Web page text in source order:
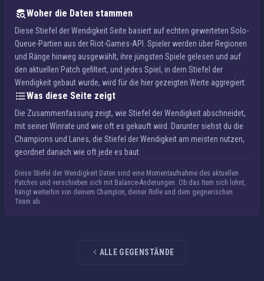
Woher die Daten stammen
Diese Stiefel der Wendigkeit Seite basiert auf echten gewerteten Solo-
Queue-Partien aus der Riot-Games-API. Spieler werden über Regionen
und Ränge hinweg ausgewählt, ihre jüngsten Spiele gelesen und auf
den aktuellen Patch gefiltert, und jedes Spiel, in dem Stiefel der
Wendigkeit gebaut wurde, wird für die hier gezeigten Werte aggregiert.
Was diese Seite zeigt
Die Zusammenfassung zeigt, wie Stiefel der Wendigkeit abschneidet,
mit seiner Winrate und wie oft es gekauft wird. Darunter siehst du die
Champions und Lanes, die Stiefel der Wendigkeit am meisten nutzen,
geordnet danach wie oft jede es baut.
Diese Stiefel der Wendigkeit Daten sind eine Momentaufnahme des aktuellen
Patches und verschieben sich mit Balance-Änderungen. Ob das Item sich lohnt,
hängt weiterhin von deinem Champion, deiner Rolle und dem gegnerischen
Team ab.
ALLE GEGENSTÄNDE